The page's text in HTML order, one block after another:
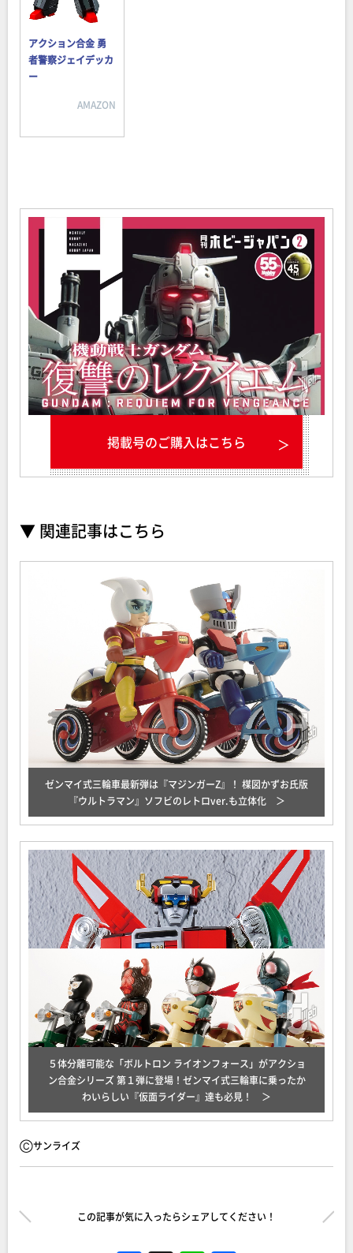
アクション合金 勇
者警察ジェイデッカ
ー
AMAZON
掲載号のご購入はこちら
▼ 関連記事はこちら
ゼンマイ式三輪車最新弾は『マジンガーZ』！ 楳図かずお氏版
『ウルトラマン』ソフビのレトロver.も立体化
５体分離可能な「ボルトロン ライオンフォース」がアクショ
ン合金シリーズ 第１弾に登場！ゼンマイ式三輪車に乗ったか
わいらしい『仮面ライダー』達も必見！
Ⓒサンライズ
この記事が気に入ったらシェアしてください！